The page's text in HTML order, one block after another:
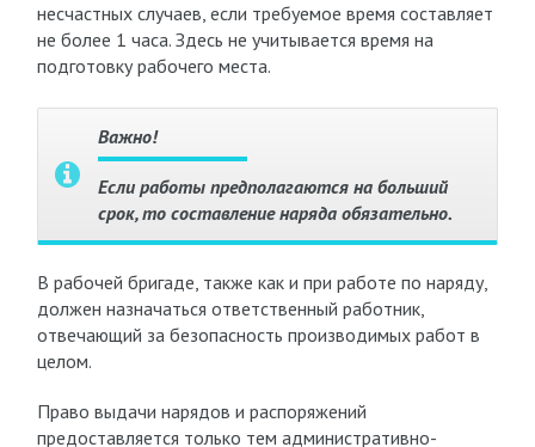
несчастных случаев, если требуемое время составляет
не более 1 часа. Здесь не учитывается время на
подготовку рабочего места.
Важно!
Если работы предполагаются на больший
срок, то составление наряда обязательно.
В рабочей бригаде, также как и при работе по наряду,
должен назначаться ответственный работник,
отвечающий за безопасность производимых работ в
целом.
Право выдачи нарядов и распоряжений
предоставляется только тем административно-